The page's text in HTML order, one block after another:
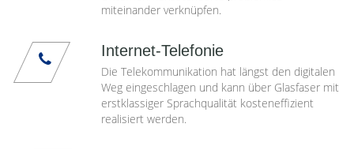
miteinander verknüpfen.
Internet-Telefonie
Die Telekommunikation hat längst den digitalen
Weg eingeschlagen und kann über Glasfaser mit
erstklassiger Sprachqualität kosteneffizient
realisiert werden.